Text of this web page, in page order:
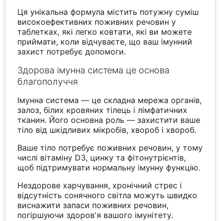
Ця унікальна формула містить потужну суміш
високоефективних поживних речовин у
таблетках, які легко ковтати, які ви можете
приймати, коли відчуваєте, що ваш імунний
захист потребує допомоги.
Здорова імунна система це основа
благополуччя
Імунна система — це складна мережа органів,
залоз, білих кровяних тілець і лімфатичних
тканин. Його основна роль — захистити ваше
тіло від шкідливих мікробів, хвороб і хвороб.
Ваше тіло потребує поживних речовин, у тому
числі вітаміну D3, цинку та фітонутрієнтів,
щоб підтримувати нормальну імунну функцію.
Нездорове харчування, хронічний стрес і
відсутність сонячного світла можуть швидко
виснажити запаси поживних речовин,
погіршуючи здоров'я вашого імунітету.